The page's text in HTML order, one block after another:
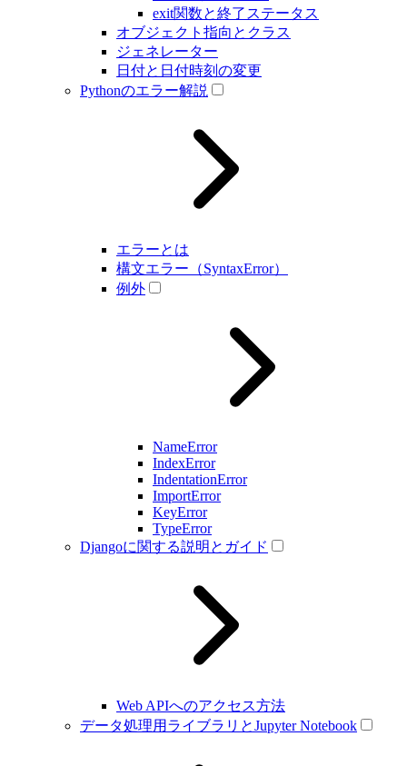
exit関数と終了ステータス
オブジェクト指向とクラス
ジェネレーター
日付と日付時刻の変更
Pythonのエラー解説
エラーとは
構文エラー（SyntaxError）
例外
NameError
IndexError
IndentationError
ImportError
KeyError
TypeError
Djangoに関する説明とガイド
Web APIへのアクセス方法
データ処理用ライブラリとJupyter Notebook